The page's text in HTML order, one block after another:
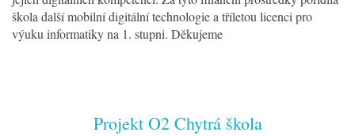
škola další mobilní digitální technologie a tříletou licenci pro
výuku informatiky na 1. stupni. Děkujeme
Projekt O2 Chytrá škola